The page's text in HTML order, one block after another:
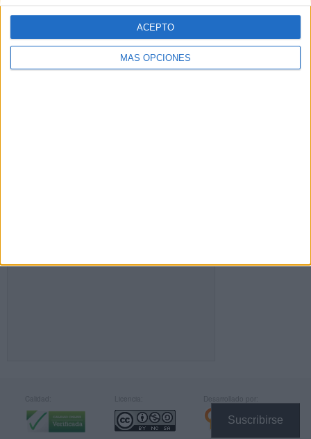
MÁS OPCIONES
ACEPTO
Suscribirse
SIGUE NUESTROS TABLEROS EN